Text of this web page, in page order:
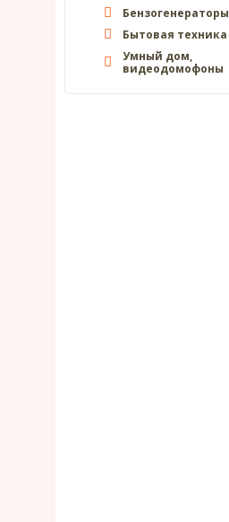
Бензогенераторы
Бытовая техника
Умный дом,
видеодомофоны